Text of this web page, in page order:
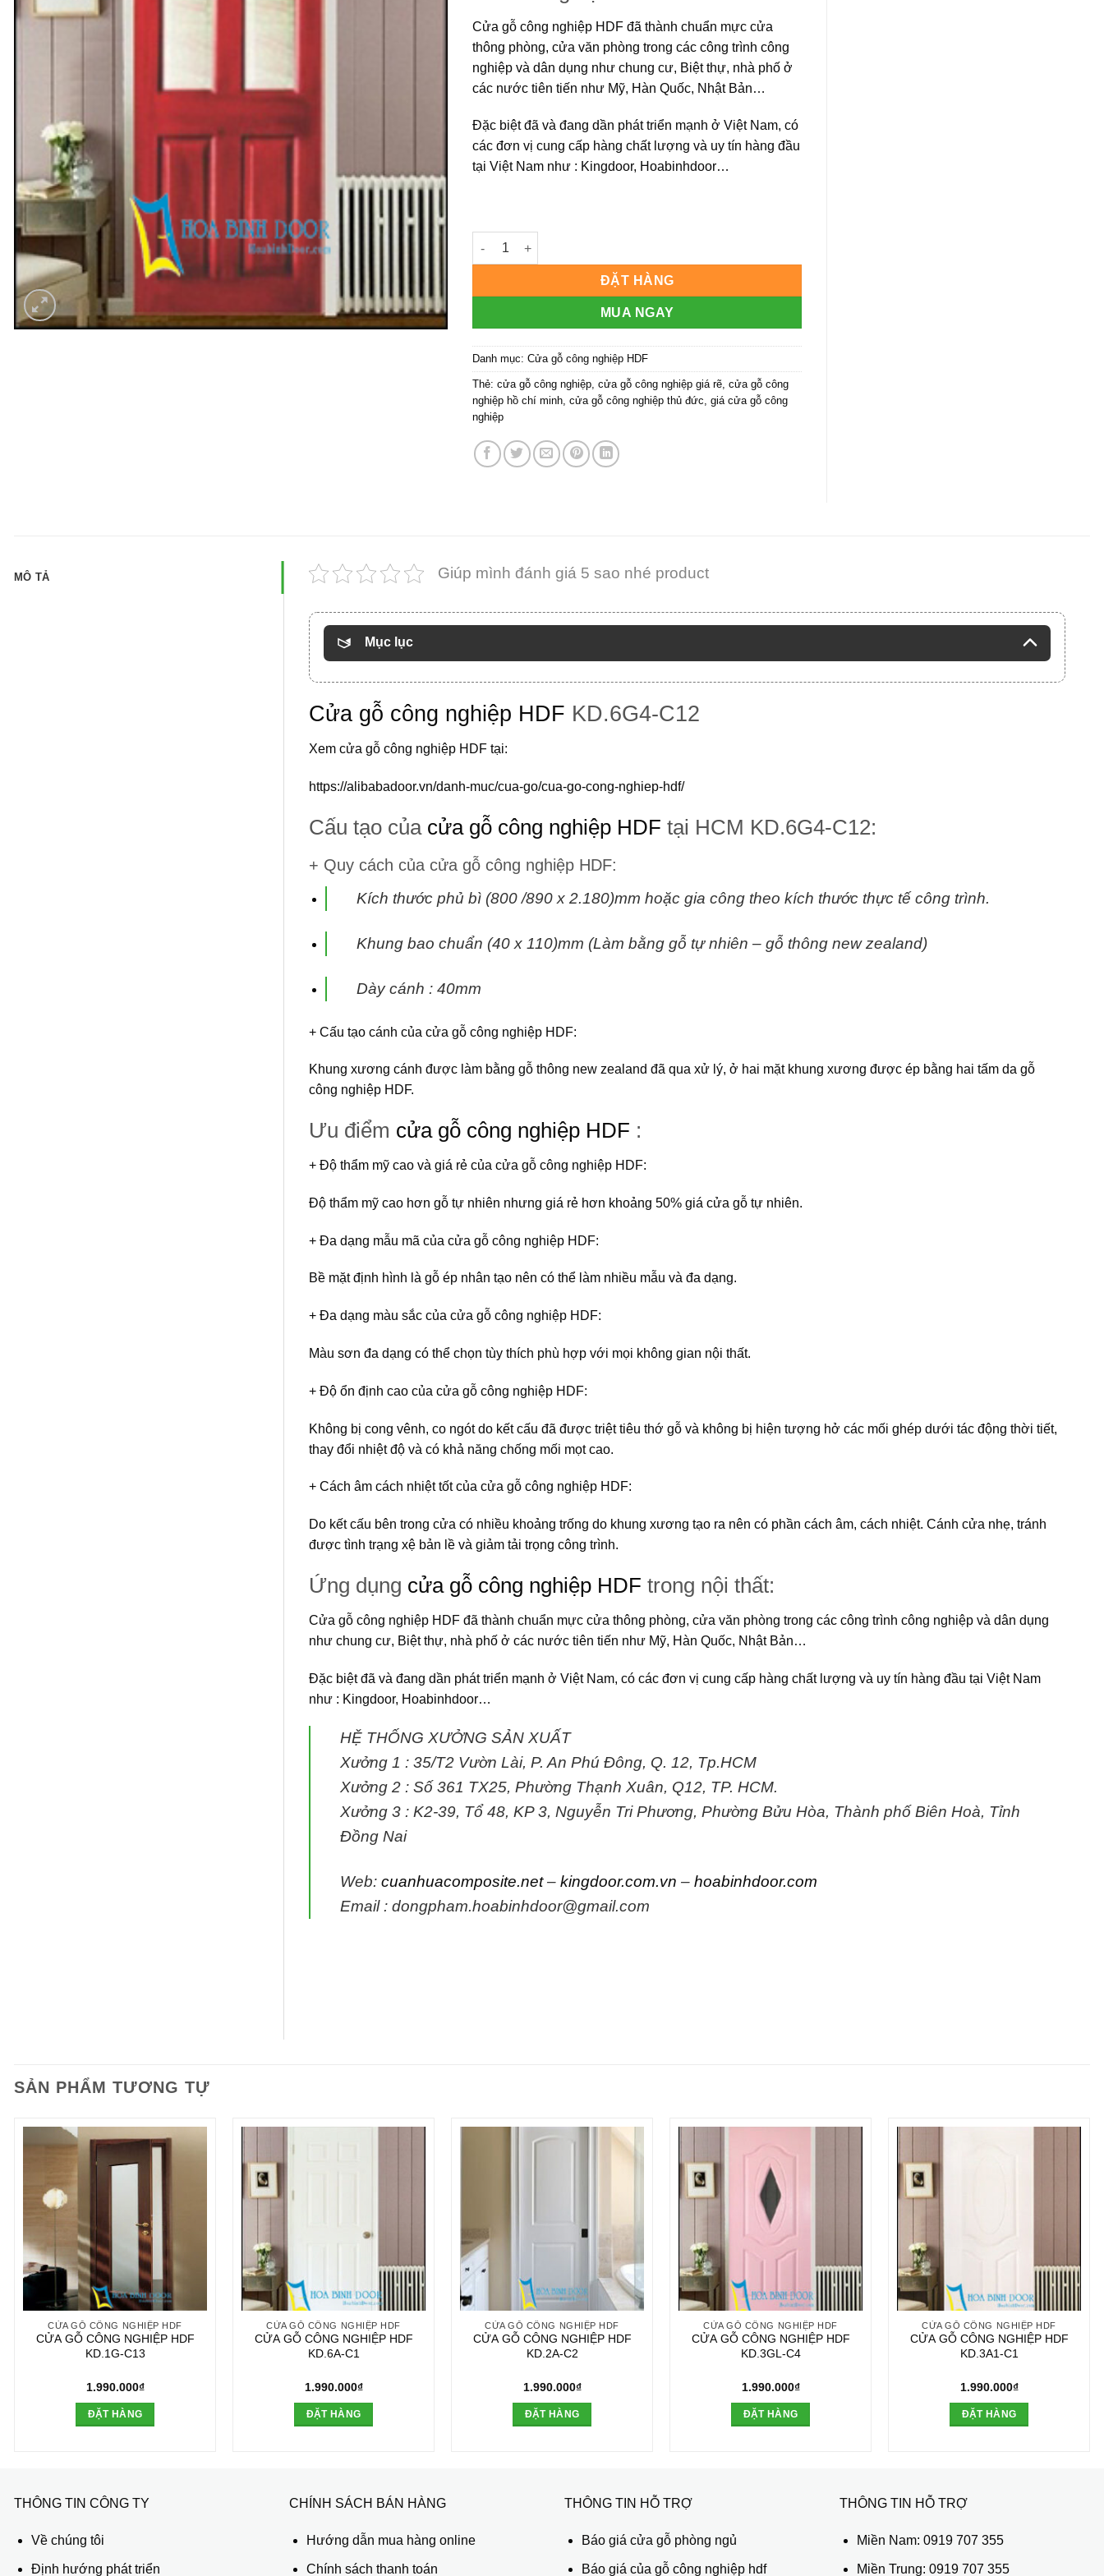
Cửa gỗ công nghiệp HDF đã thành chuẩn mực cửa
thông phòng, cửa văn phòng trong các công trình công
nghiệp và dân dụng như chung cư, Biệt thự, nhà phố ở
các nước tiên tiến như Mỹ, Hàn Quốc, Nhật Bản…
Đặc biệt đã và đang dần phát triển mạnh ở Việt Nam, có
các đơn vị cung cấp hàng chất lượng và uy tín hàng đầu
tại Việt Nam như : Kingdoor, Hoabinhdoor…
CỬA GỖ CÔNG NGHIỆP HDF KD.6G4-C12 số lượng
ĐẶT HÀNG
MUA NGAY
Danh mục:Cửa gỗ công nghiệp HDF
Thẻ:cửa gỗ công nghiệp ,cửa gỗ công nghiệp giá rẽ ,cửa gỗ công
nghiệp hồ chí minh ,cửa gỗ công nghiệp thủ đức ,giá cửa gỗ công
nghiệp
MÔ TẢ Giúp mình đánh giá 5 sao nhé product
Mục lục
Cửa gỗ công nghiệp HDF KD.6G4-C12
Xem cửa gỗ công nghiệp HDF tại:
https://alibabadoor.vn/danh-muc/cua-go/cua-go-cong-nghiep-hdf/
Cấu tạo của cửa gỗ công nghiệp HDF tại HCM KD.6G4-C12:
+ Quy cách của cửa gỗ công nghiệp HDF:
Kích thước phủ bì (800 /890 x 2.180)mm hoặc gia công theo kích thước thực tếcông trình.
Khung bao chuẩn (40 x 110)mm (Làm bằng gỗ tự nhiên – gỗ thông new zealand)
Dày cánh : 40mm
+ Cấu tạo cánh của cửa gỗ công nghiệp HDF:
Khung xương cánh được làm bằng gỗ thông new zealand đã qua xử lý, ở hai mặt khung xương được ép bằng hai tấm da gỗ
công nghiệp HDF.
Ưu điểm cửa gỗ công nghiệp HDF :
+ Độ thẩm mỹ cao và giá rẻ của cửa gỗ công nghiệp HDF:
Độ thẩm mỹ cao hơn gỗ tự nhiên nhưng giá rẻ hơn khoảng 50% giá cửa gỗ tự nhiên.
+ Đa dạng mẫu mã của cửa gỗ công nghiệp HDF:
Bề mặt định hình là gỗ ép nhân tạo nên có thể làm nhiều mẫu và đa dạng.
+ Đa dạng màu sắc của cửa gỗ công nghiệp HDF:
Màu sơn đa dạng có thể chọn tùy thích phù hợp với mọi không gian nội thất.
+ Độ ổn định cao của cửa gỗ công nghiệp HDF:
Không bị cong vênh, co ngót do kết cấu đã được triệt tiêu thớ gỗ và không bị hiện tượng hở các mối ghép dưới tác động thời tiết,
thay đổi nhiệt độ và có khả năng chống mối mọt cao.
+ Cách âm cách nhiệt tốt của cửa gỗ công nghiệp HDF:
Do kết cấu bên trong cửa có nhiều khoảng trống do khung xương tạo ra nên có phần cách âm, cách nhiệt. Cánh cửa nhẹ, tránh
được tình trạng xệ bản lề và giảm tải trọng công trình.
Ứng dụng cửa gỗ công nghiệp HDF trong nội thất:
Cửa gỗ công nghiệp HDFđã thành chuẩn mực cửa thông phòng, cửa văn phòng trong các công trình công nghiệp và dân dụng
như chung cư, Biệt thự, nhà phố ở các nước tiên tiến như Mỹ, Hàn Quốc, Nhật Bản…
Đặc biệt đã và đang dần phát triển mạnh ở Việt Nam, có các đơn vị cung cấp hàng chất lượng và uy tín hàng đầu tại Việt Nam
như : Kingdoor, Hoabinhdoor…
HỆ THỐNG XƯỞNG SẢN XUẤT
Xưởng 1 :35/T2 Vườn Lài, P. An Phú Đông, Q. 12, Tp.HCM
Xưởng 2 :Số 361 TX25, Phường Thạnh Xuân, Q12, TP. HCM.
Xưởng 3 :K2-39, Tổ 48, KP 3, Nguyễn Tri Phương, Phường Bửu Hòa, Thành phố Biên Hoà, Tỉnh
Đồng Nai
Web: cuanhuacomposite.net– kingdoor.com.vn – hoabinhdoor.com
Email : dongpham.hoabinhdoor@gmail.com
SẢN PHẨM TƯƠNG TỰ
CỬA GỖ CÔNG NGHIỆP HDF
CỬA GỖ CÔNG NGHIỆP HDF
KD.1G-C13
1.990.000₫
ĐẶT HÀNG
CỬA GỖ CÔNG NGHIỆP HDF
CỬA GỖ CÔNG NGHIỆP HDF
KD.6A-C1
1.990.000₫
ĐẶT HÀNG
CỬA GỖ CÔNG NGHIỆP HDF
CỬA GỖ CÔNG NGHIỆP HDF
KD.2A-C2
1.990.000₫
ĐẶT HÀNG
CỬA GỖ CÔNG NGHIỆP HDF
CỬA GỖ CÔNG NGHIỆP HDF
KD.3GL-C4
1.990.000₫
ĐẶT HÀNG
CỬA GỖ CÔNG NGHIỆP HDF
CỬA GỖ CÔNG NGHIỆP HDF
KD.3A1-C1
1.990.000₫
ĐẶT HÀNG
THÔNG TIN CÔNG TY
Về chúng tôi
Định hướng phát triển
CHÍNH SÁCH BÁN HÀNG
Hướng dẫn mua hàng online
Chính sách thanh toán
THÔNG TIN HỖ TRỢ
Báo giá cửa gỗ phòng ngủ
Báo giá của gỗ công nghiệp hdf
THÔNG TIN HỖ TRỢ
Miền Nam: 0919 707 355
Miền Trung: 0919 707 355